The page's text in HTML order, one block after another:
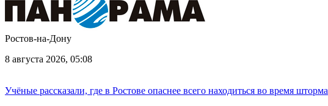
Ростов-на-Дону
8 августа 2026, 05:08
Учёные рассказали, где в Ростове опаснее всего находиться во время шторма